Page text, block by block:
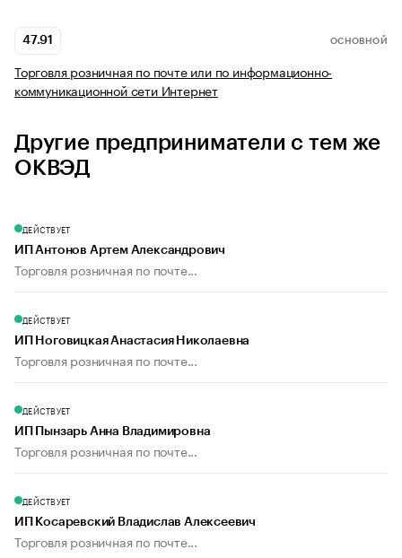
47.91 ОСНОВНОЙ
Торговля розничная по почте или по информационно-
коммуникационной сети Интернет
Другие предприниматели с тем же
ОКВЭД
ДЕЙСТВУЕТ
ИП Антонов Артем Александрович
Торговля розничная по почте...
ДЕЙСТВУЕТ
ИП Ноговицкая Анастасия Николаевна
Торговля розничная по почте...
ДЕЙСТВУЕТ
ИП Пынзарь Анна Владимировна
Торговля розничная по почте...
ДЕЙСТВУЕТ
ИП Косаревский Владислав Алексеевич
Торговля розничная по почте...